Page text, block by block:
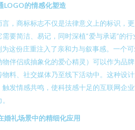
LOGO的情感化塑造
，商标标志不仅是法律意义上的标识，
要简洁、易记，同时深植“爱与承诺”的行
这份庄重注入了亲和力与叙事感。一个
伴侣或抽象化的爱心精灵）可以作为品
料、社交媒体乃至线下活动中。这种设
发情感共鸣，使科技感十足的互联网企
婚礼场景中的精细化应用